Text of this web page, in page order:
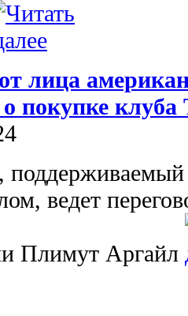
лица
покупке клуба
ведет
Плимут Аргайл